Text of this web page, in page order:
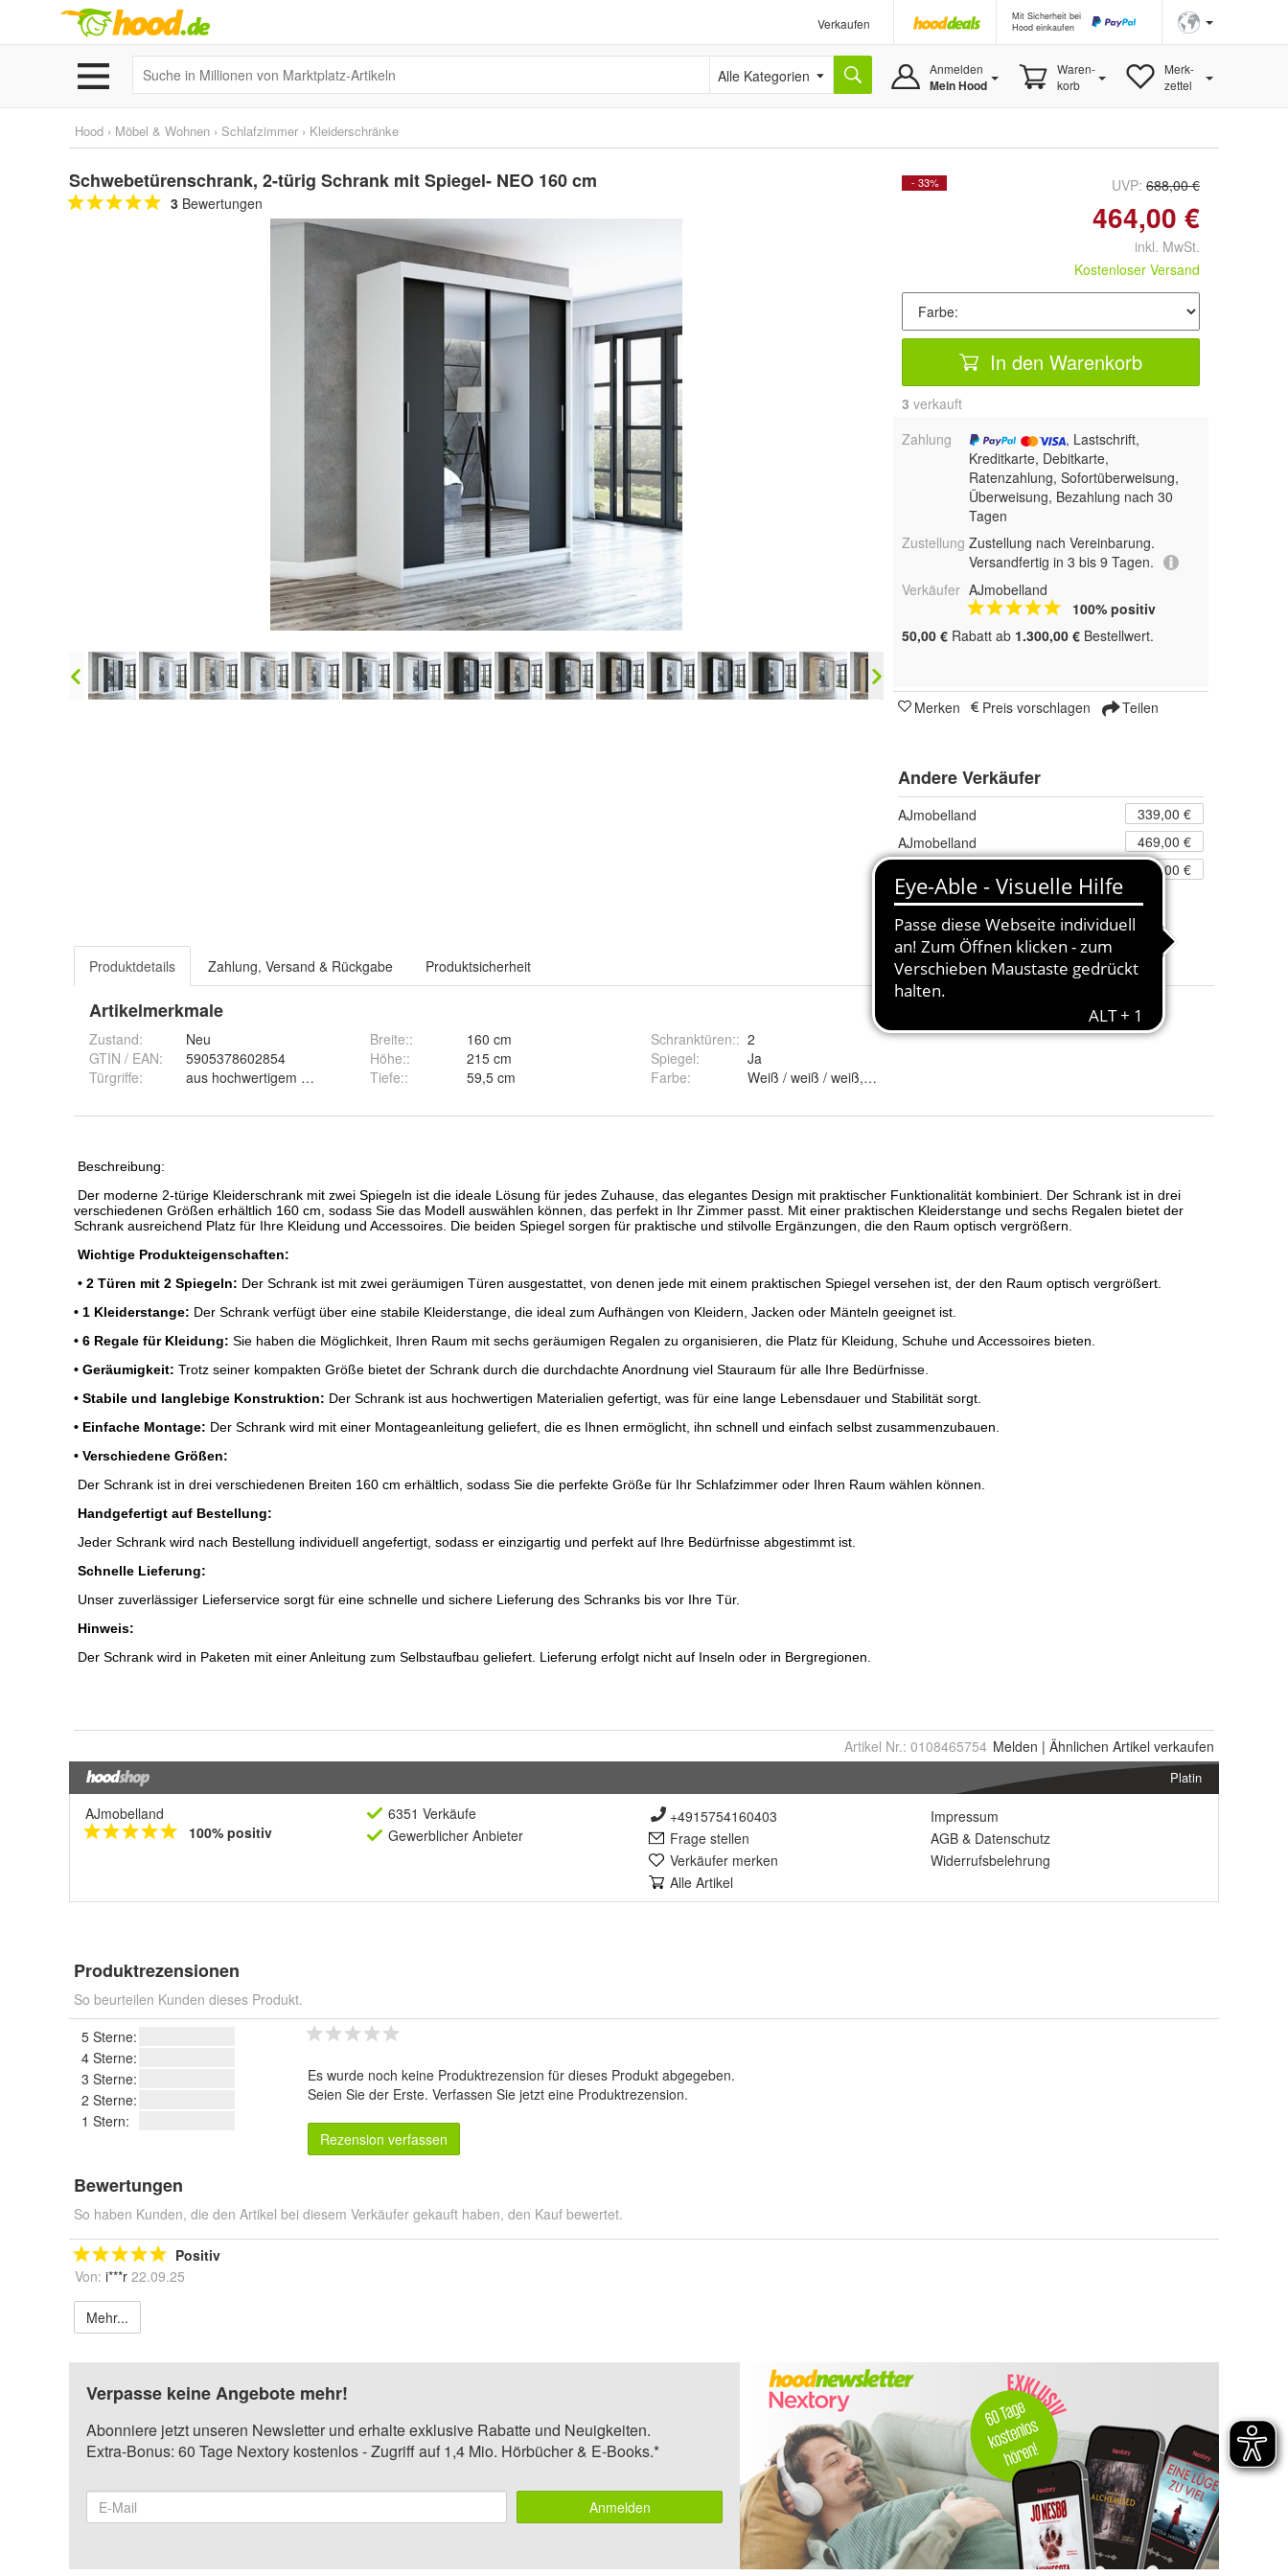
Verkaufen
Mit Sicherheit bei
Hood einkaufen
Alle Kategorien Anmelden
Mein Hood
Waren-
korb
Merk-
zettel
Hood › Möbel & Wohnen › Schlafzimmer › Kleiderschränke
Schwebetürenschrank, 2-türig Schrank mit Spiegel- NEO 160 cm
3 Bewertungen
- 33% UVP: 688,00 €
464,00 €
inkl. MwSt.
Kostenloser Versand
In den Warenkorb
3 verkauft
Zahlung
, Lastschrift,
Kreditkarte, Debitkarte,
Ratenzahlung, Sofortüberweisung,
Überweisung, Bezahlung nach 30
Tagen
Zustellung Zustellung nach Vereinbarung.
Versandfertig in 3 bis 9 Tagen.
Verkäufer AJmobelland
100% positiv
50,00 € Rabatt ab 1.300,00 € Bestellwert.
Merken Preis vorschlagen Teilen
Andere Verkäufer
AJmobelland
339,00 €
AJmobelland
469,00 €
489,00 €
5 Angebote ab 339,00 €
Produktdetails Zahlung, Versand & Rückgabe Produktsicherheit
Artikelmerkmale
Zustand:
Neu
GTIN / EAN:
5905378602854
Türgriffe: aus hochwertigem ALUMINIUM
Breite::
160 cm
Höhe::
215 cm
Tiefe:: 59,5 cm
Schranktüren:: 2
Spiegel:
Ja
Farbe: Weiß / weiß / weiß, Weiß / sonoma / sonoma, Weiß / weiß / sonoma, Weiß / sonoma /
Artikel Nr.: 0108465754 Melden | Ähnlichen Artikel verkaufen
Platin
AJmobelland
100% positiv
6351 Verkäufe
Gewerblicher Anbieter
+4915754160403
Frage stellen
Verkäufer merken
Alle Artikel
Impressum
AGB & Datenschutz
Widerrufsbelehrung
Produktrezensionen
So beurteilen Kunden dieses Produkt.
5 Sterne:
4 Sterne:
3 Sterne:
2 Sterne:
1 Stern:
Es wurde noch keine Produktrezension für dieses Produkt abgegeben.
Seien Sie der Erste. Verfassen Sie jetzt eine Produktrezension.
Rezension verfassen
Bewertungen
So haben Kunden, die den Artikel bei diesem Verkäufer gekauft haben, den Kauf bewertet.
Positiv
Von: i***r 22.09.25
Mehr...
Verpasse keine Angebote mehr!
Abonniere jetzt unseren Newsletter und erhalte exklusive Rabatte und Neuigkeiten.
Extra-Bonus: 60 Tage Nextory kostenlos - Zugriff auf 1,4 Mio. Hörbücher & E-Books.*
Anmelden